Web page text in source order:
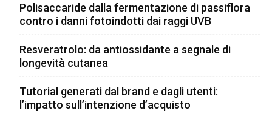
Polisaccaride dalla fermentazione di passiflora
contro i danni fotoindotti dai raggi UVB
Resveratrolo: da antiossidante a segnale di
longevità cutanea
Tutorial generati dal brand e dagli utenti:
l’impatto sull’intenzione d’acquisto